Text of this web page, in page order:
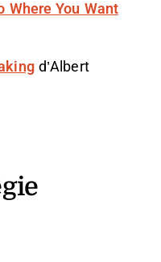
Where You Want
d’Albert